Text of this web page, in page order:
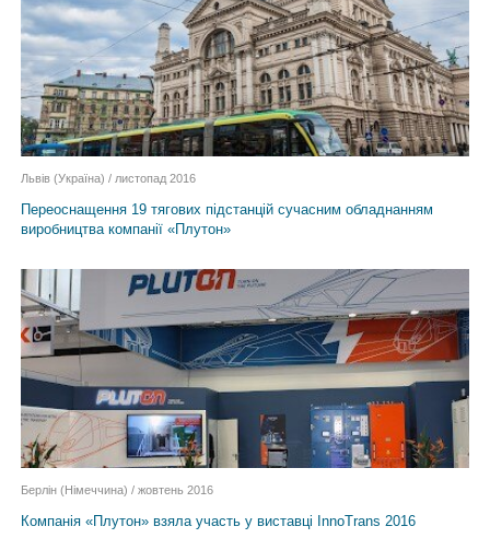
Переоснащення 19 тягових підстанцій сучасним обладнанням
виробництва компанії «Плутон»
Львів (Україна) / листопад 2016
Компанія «Плутон» взяла участь у виставці InnoTrans 2016
Берлін (Німеччина) / жовтень 2016